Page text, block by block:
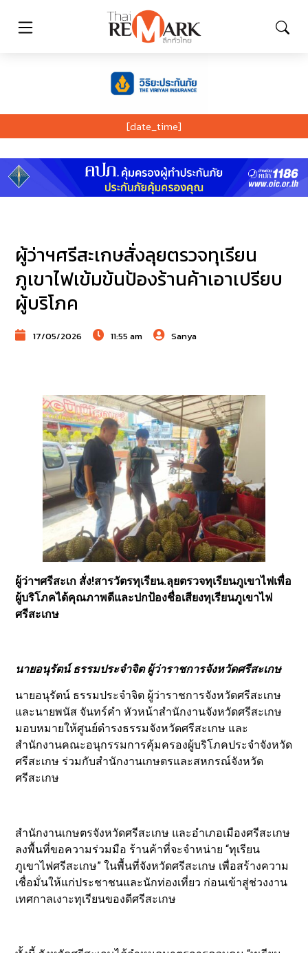
[date_time]
ผู้ว่าฯศรีสะเกษสั่งลุยตรวจทุเรียน
ภูเขาไฟเข้มข้นป้องร้านค้าเอาเปรียบ
ผู้บริโภค
17/05/2026 11:55 am Sanya
ผู้ว่าฯศรีสะเก สั่ง!สารวัตรทุเรียน.ลุยตรวจทุเรียนภูเขาไฟเพื่อ
ผู้บริโภคได้คุณภาพดีและปกป้องชื่อเสียงทุเรียนภูเขาไฟ
ศรีสะเกษ
นายอนุรัตน์ ธรรมประจำจิต ผู้ว่าราชการจังหวัดศรีสะเกษ
นายอนุรัตน์ ธรรมประจำจิต ผู้ว่าราชการจังหวัดศรีสะเกษ
และนายพนัส จันทร์คำ หัวหน้าสำนักงานจังหวัดศรีสะเกษ
มอบหมายให้ศูนย์ดำรงธรรมจังหวัดศรีสะเกษ และ
สำนักงานคณะอนุกรรมการคุ้มครองผู้บริโภคประจำจังหวัด
ศรีสะเกษ ร่วมกับสำนักงานเกษตรและสหกรณ์จังหวัด
ศรีสะเกษ
สำนักงานเกษตรจังหวัดศรีสะเกษ และอำเภอเมืองศรีสะเกษ
ลงพื้นที่ขอความร่วมมือ ร้านค้าที่จะจำหน่าย “ทุเรียน
ภูเขาไฟศรีสะเกษ” ในพื้นที่จังหวัดศรีสะเกษ เพื่อสร้างความ
เชื่อมั่นให้แก่ประชาชนและนักท่องเที่ยว ก่อนเข้าสู่ช่วงงาน
เทศกาลเงาะทุเรียนของดีศรีสะเกษ